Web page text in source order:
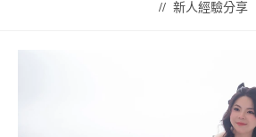
新人經驗分享